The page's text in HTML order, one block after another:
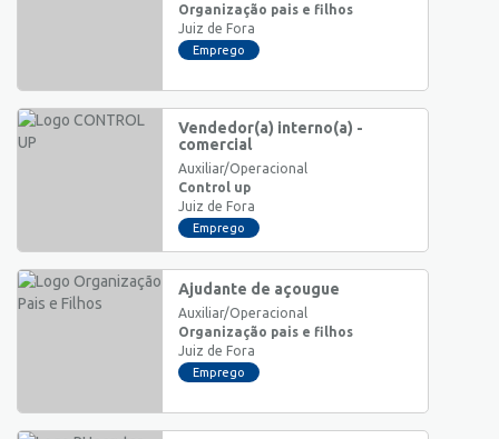
Organização pais e filhos
Juiz de Fora
Emprego
Vendedor(a) interno(a) -
comercial
Auxiliar/Operacional
Control up
Juiz de Fora
Emprego
Ajudante de açougue
Auxiliar/Operacional
Organização pais e filhos
Juiz de Fora
Emprego